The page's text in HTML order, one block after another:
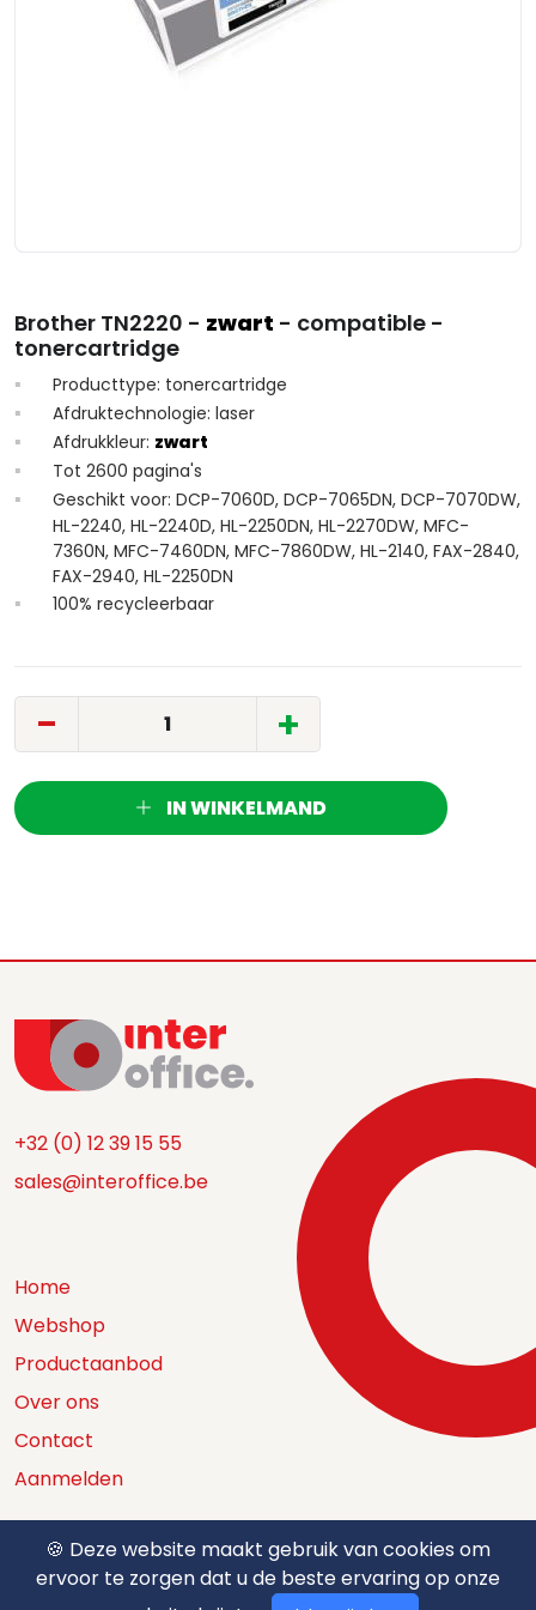
Brother TN2220 - zwart - compatible -
tonercartridge
Producttype: tonercartridge
Afdruktechnologie: laser
Afdrukkleur: zwart
Tot 2600 pagina's
Geschikt voor: DCP-7060D, DCP-7065DN, DCP-7070DW,
HL-2240, HL-2240D, HL-2250DN, HL-2270DW, MFC-
7360N, MFC-7460DN, MFC-7860DW, HL-2140, FAX-2840,
FAX-2940, HL-2250DN
100% recycleerbaar
- +
IN WINKELMAND
+32 (0) 12 39 15 55
sales@interoffice.be
Home
Webshop
Productaanbod
Over ons
Contact
Aanmelden
Catalogus
🍪 Deze website maakt gebruik van cookies om
ervoor te zorgen dat u de beste ervaring op onze